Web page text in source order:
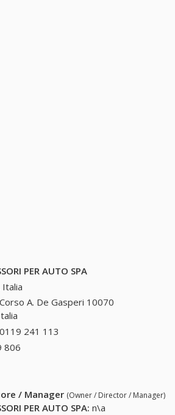
PER AUTO SPA
Italia
A. De Gasperi 10070
241 113
806
/ Manager (Owner / Director / Manager)
PER AUTO SPA: n\a